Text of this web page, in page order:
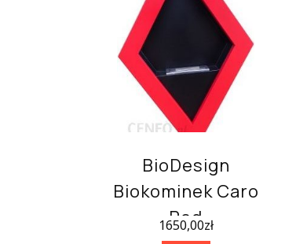
BioDesign
Biokominek Caro
Red
1650,00zł